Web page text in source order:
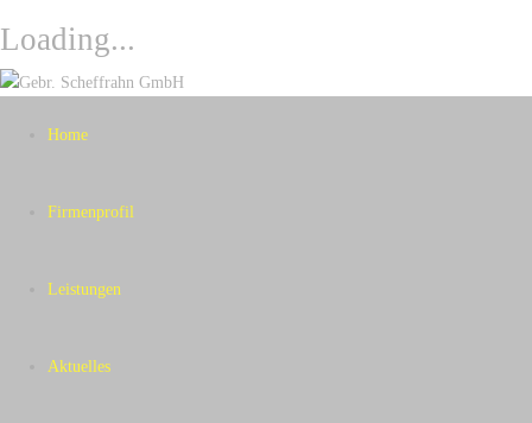
Loading...
Skip
Home
Firmenprofil
Leistungen
Aktuelles